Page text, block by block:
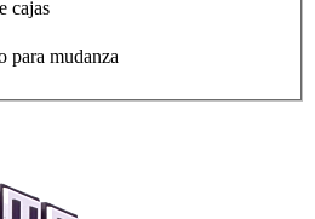
cajas
para mudanza